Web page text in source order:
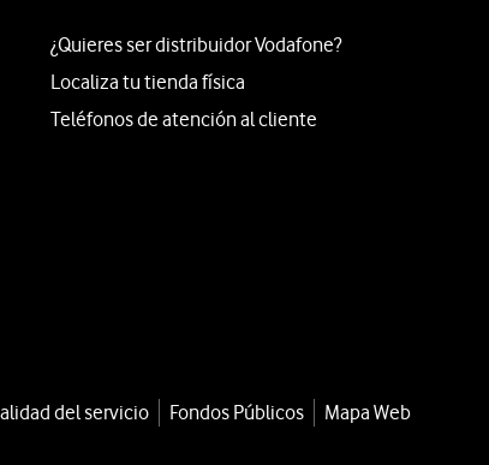
¿Quieres ser distribuidor Vodafone?
Localiza tu tienda física
Teléfonos de atención al cliente
del servicio Fondos Públicos
Mapa Web